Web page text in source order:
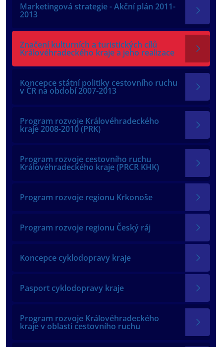
Marketingová strategie - Akční plán 2011-
2013
Značení kulturních a turistických cílů
Královéhradeckého kraje a jeho realizace
Koncepce státní politiky cestovního ruchu
v ČR na období 2007-2013
Program rozvoje Královéhradeckého
kraje 2008-2010 (PRK)
Program rozvoje cestovního ruchu
Královéhradeckého kraje (PRCR KHK)
Program rozvoje regionu Krkonoše
Program rozvoje regionu Český ráj
Koncepce cyklodopravy kraje
Pasport cyklodopravy kraje
Program rozvoje Královéhradeckého
kraje v oblasti cestovního ruchu